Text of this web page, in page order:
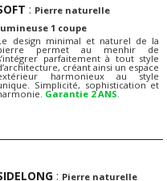
: Pierre naturelle
1 coupe
design minimal et naturel de la
permet au menhir de
parfaitement à tout style
créant ainsi un espace
harmonieux au style
Simplicité, sophistication et
Garantie 2 ANS.
: Pierre naturelle